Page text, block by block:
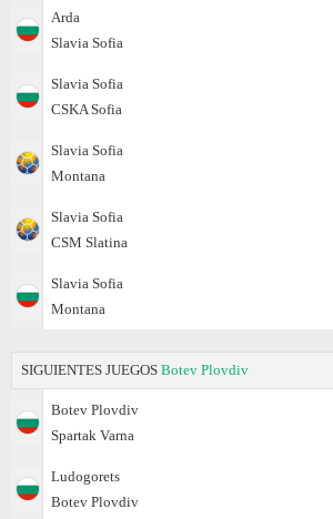
Arda
Slavia Sofia
Slavia Sofia
CSKA Sofia
Slavia Sofia
Montana
Slavia Sofia
CSM Slatina
Slavia Sofia
Montana
SIGUIENTES JUEGOS Botev Plovdiv
Botev Plovdiv
Spartak Varna
Ludogorets
Botev Plovdiv